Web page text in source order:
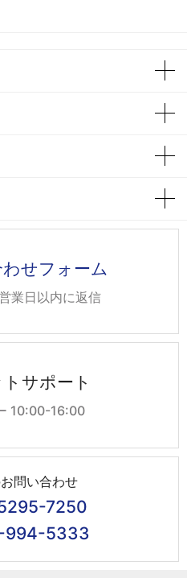
せフォーム
業日以内に返信
サポート
10:00-16:00
問い合わせ
7250
994-5333